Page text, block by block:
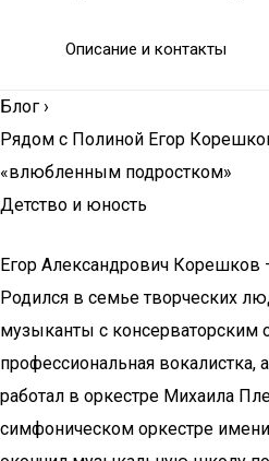
Описание и контакты
Блог ›
Рядом с Полиной Егор
«влюбленным подростком»
Детство и юность
Егор Александрович Корешков
Родился в семье творческих
музыканты с консерваторским
профессиональная вокалистка,
работал в оркестре Михаила
симфоническом оркестре